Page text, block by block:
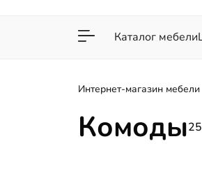
Каталог мебели
Интернет-магазин мебели
Комоды